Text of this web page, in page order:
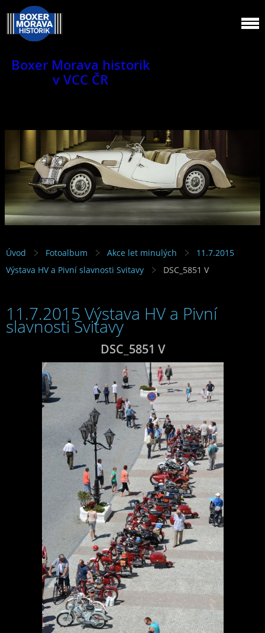
Boxer Morava historik
v VCC ČR
Jsme klub veteránů.
Úvod Fotoalbum Akce let minulých
11.7.2015
Výstava HV a Pivní slavnosti Svitavy
DSC_5851 V
11.7.2015 Výstava HV a Pivní
slavnosti Svitavy
DSC_5851 V